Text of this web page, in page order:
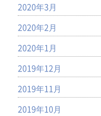
2020年3月
2020年2月
2020年1月
2019年12月
2019年11月
2019年10月